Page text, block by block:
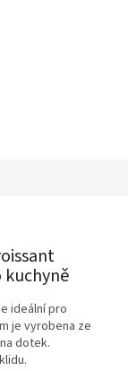
kuchyně
ideální pro
je vyrobena ze
dotek.